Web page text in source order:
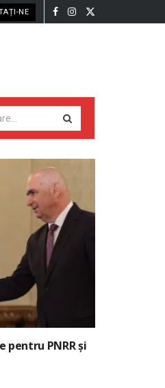
NE
PNRR și